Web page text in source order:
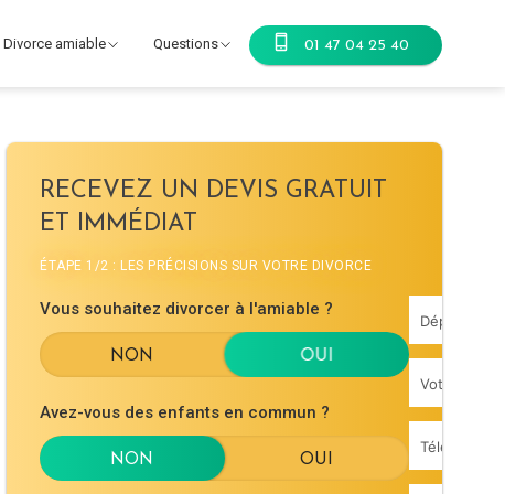
Divorce amiable Questions 01 47 04 25 40
RECEVEZ UN DEVIS GRATUIT
ET IMMÉDIAT
ÉTAPE 1/2 : LES PRÉCISIONS SUR VOTRE DIVORCE
Vous souhaitez divorcer à l'amiable ?
Avez-vous des enfants en commun ?